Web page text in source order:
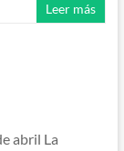
Leer más
abril La